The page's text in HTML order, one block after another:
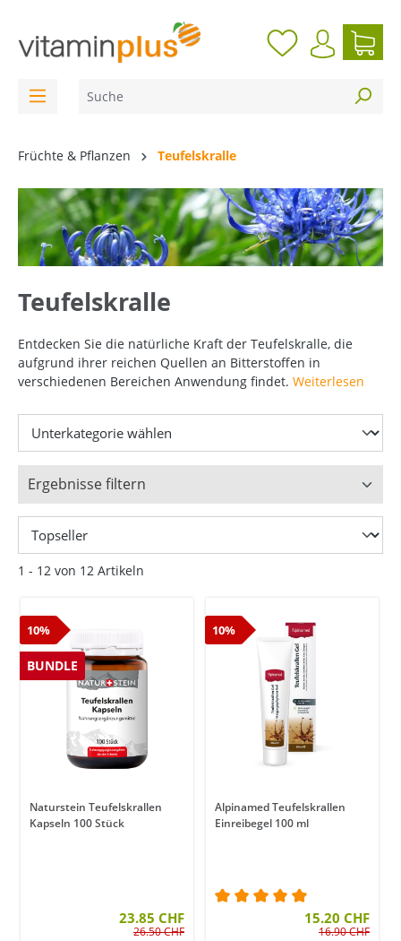
Früchte & Pflanzen Teufelskralle
Teufelskralle
Entdecken Sie die natürliche Kraft der Teufelskralle, die
aufgrund ihrer reichen Quellen an Bitterstoffen in
verschiedenen Bereichen Anwendung findet. Weiterlesen
Ergebnisse filtern
1 - 12 von 12 Artikeln
10%
BUNDLE
Naturstein Teufelskrallen
Kapseln 100 Stück
23.85 CHF
26.50 CHF
10%
Alpinamed Teufelskrallen
Einreibegel 100 ml
Durchschnittliche
15.20 CHF
16.90 CHF